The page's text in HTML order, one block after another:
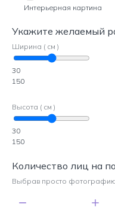
Интерьерная картина
Укажите желаемый
Ширина ( см )
30
150
Высота ( см )
30
150
Количество лиц на
Выбрав просто фотографию